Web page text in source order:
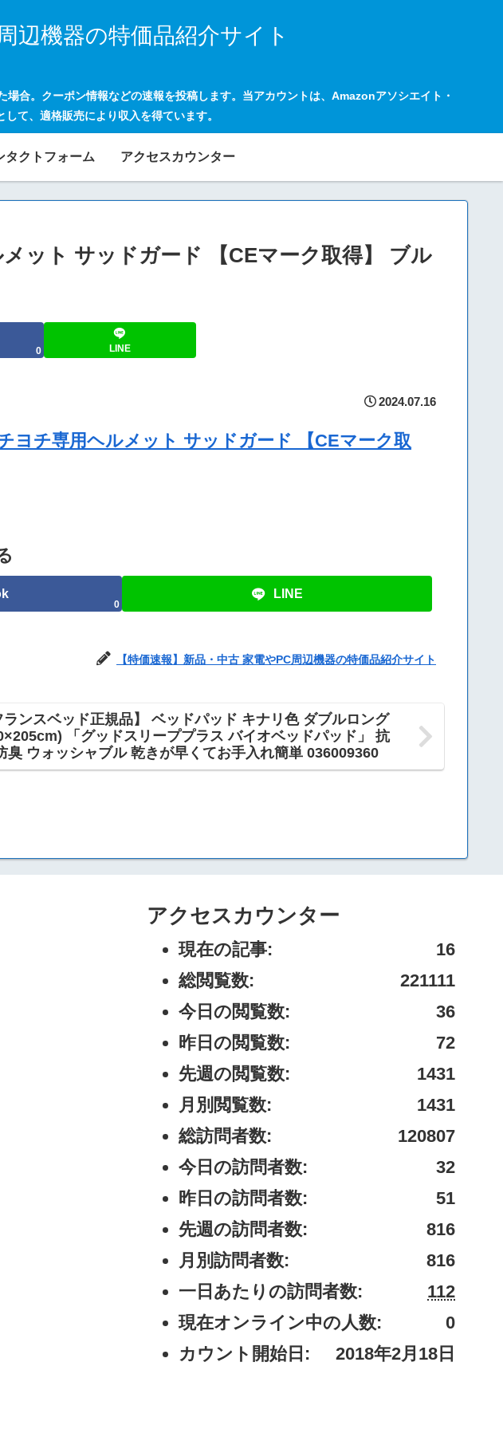
辺機器の特価品紹介サイト
合。クーポン情報などの速報を投稿します。当アカウントは、Amazonアソシエイト・
て、適格販売により収入を得ています。
タクトフォーム アクセスカウンター
ット サッドガード 【CEマーク取得】 ブル
0 LINE
2024.07.16
ヨチ専用ヘルメット サッドガード 【CEマーク取
0
LINE
【特価速報】新品・中古 家電やPC周辺機器の特価品紹介サイト
ランスベッド正規品】 ベッドパッド キナリ色 ダブルロング
「グッドスリーププラス バイオベッドパッド」 抗
臭 ウォッシャブル 乾きが早くてお手入れ簡単 036009360
アクセスカウンター
16
現在の記事:
221111
総閲覧数:
36
今日の閲覧数:
72
昨日の閲覧数:
1431
先週の閲覧数:
1431
月別閲覧数:
120807
総訪問者数:
32
今日の訪問者数:
51
昨日の訪問者数:
816
先週の訪問者数:
816
月別訪問者数:
112
一日あたりの訪問者数:
0
現在オンライン中の人数:
2018年2月18日
カウント開始日: